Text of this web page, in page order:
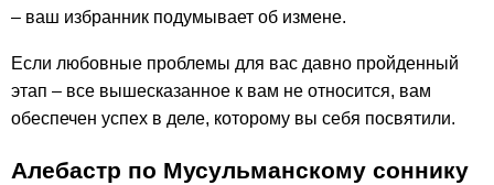
– ваш избранник подумывает об измене.
Если любовные проблемы для вас давно пройденный
этап – все вышесказанное к вам не относится, вам
обеспечен успех в деле, которому вы себя посвятили.
Алебастр по Мусульманскому соннику